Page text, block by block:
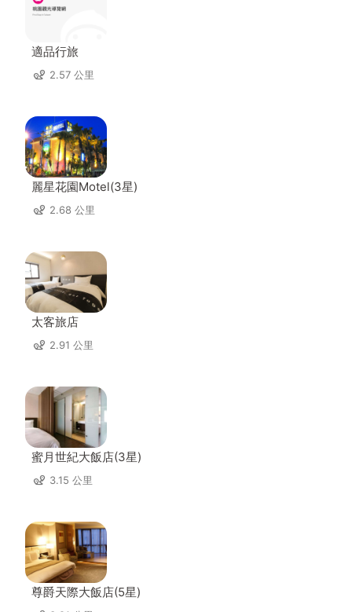
適品行旅
2.57 公里
麗星花園Motel(3星)
2.68 公里
太客旅店
2.91 公里
蜜月世紀大飯店(3星)
3.15 公里
尊爵天際大飯店(5星)